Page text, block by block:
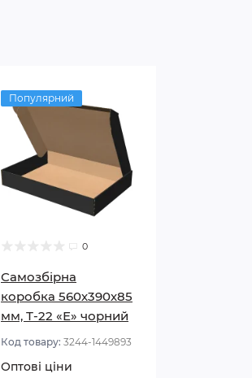
Популярний
0
Самозбірна
коробка 560х390х85
мм, Т-22 «Е» чорний
Код товару: 3244-1449893
Оптові ціни